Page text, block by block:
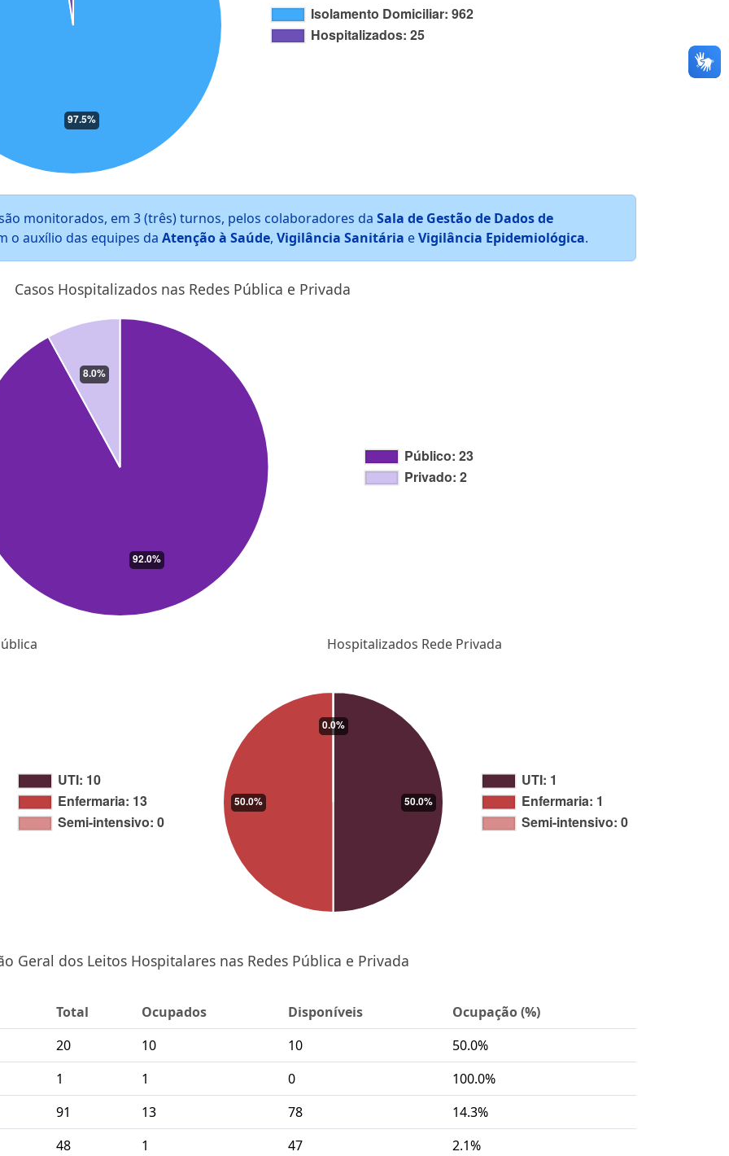
monitorados, em 3 (três) turnos, pelos colaboradores da Sala de Gestão de Dados de
o auxílio das equipes da Atenção à Saúde, Vigilância Sanitária eVigilância Epidemiológica.
Casos Hospitalizados nas Redes Pública e Privada
Hospitalizados Rede Privada
Geral dos Leitos Hospitalares nas Redes Pública e Privada
Total Ocupados Disponíveis
Ocupação (%)
20 10 10
50.0%
1 1 0
100.0%
91 13 78
14.3%
48 1 47 2.1%